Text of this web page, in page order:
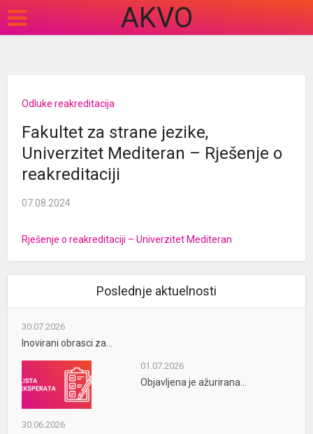
AKVO
Odluke reakreditacija
Fakultet za strane jezike,
Univerzitet Mediteran – Rješenje o
reakreditaciji
07.08.2024
Rješenje o reakreditaciji – Univerzitet Mediteran
Poslednje aktuelnosti
30.07.2026
Inovirani obrasci za...
01.07.2026
Objavljena je ažurirana...
30.06.2026